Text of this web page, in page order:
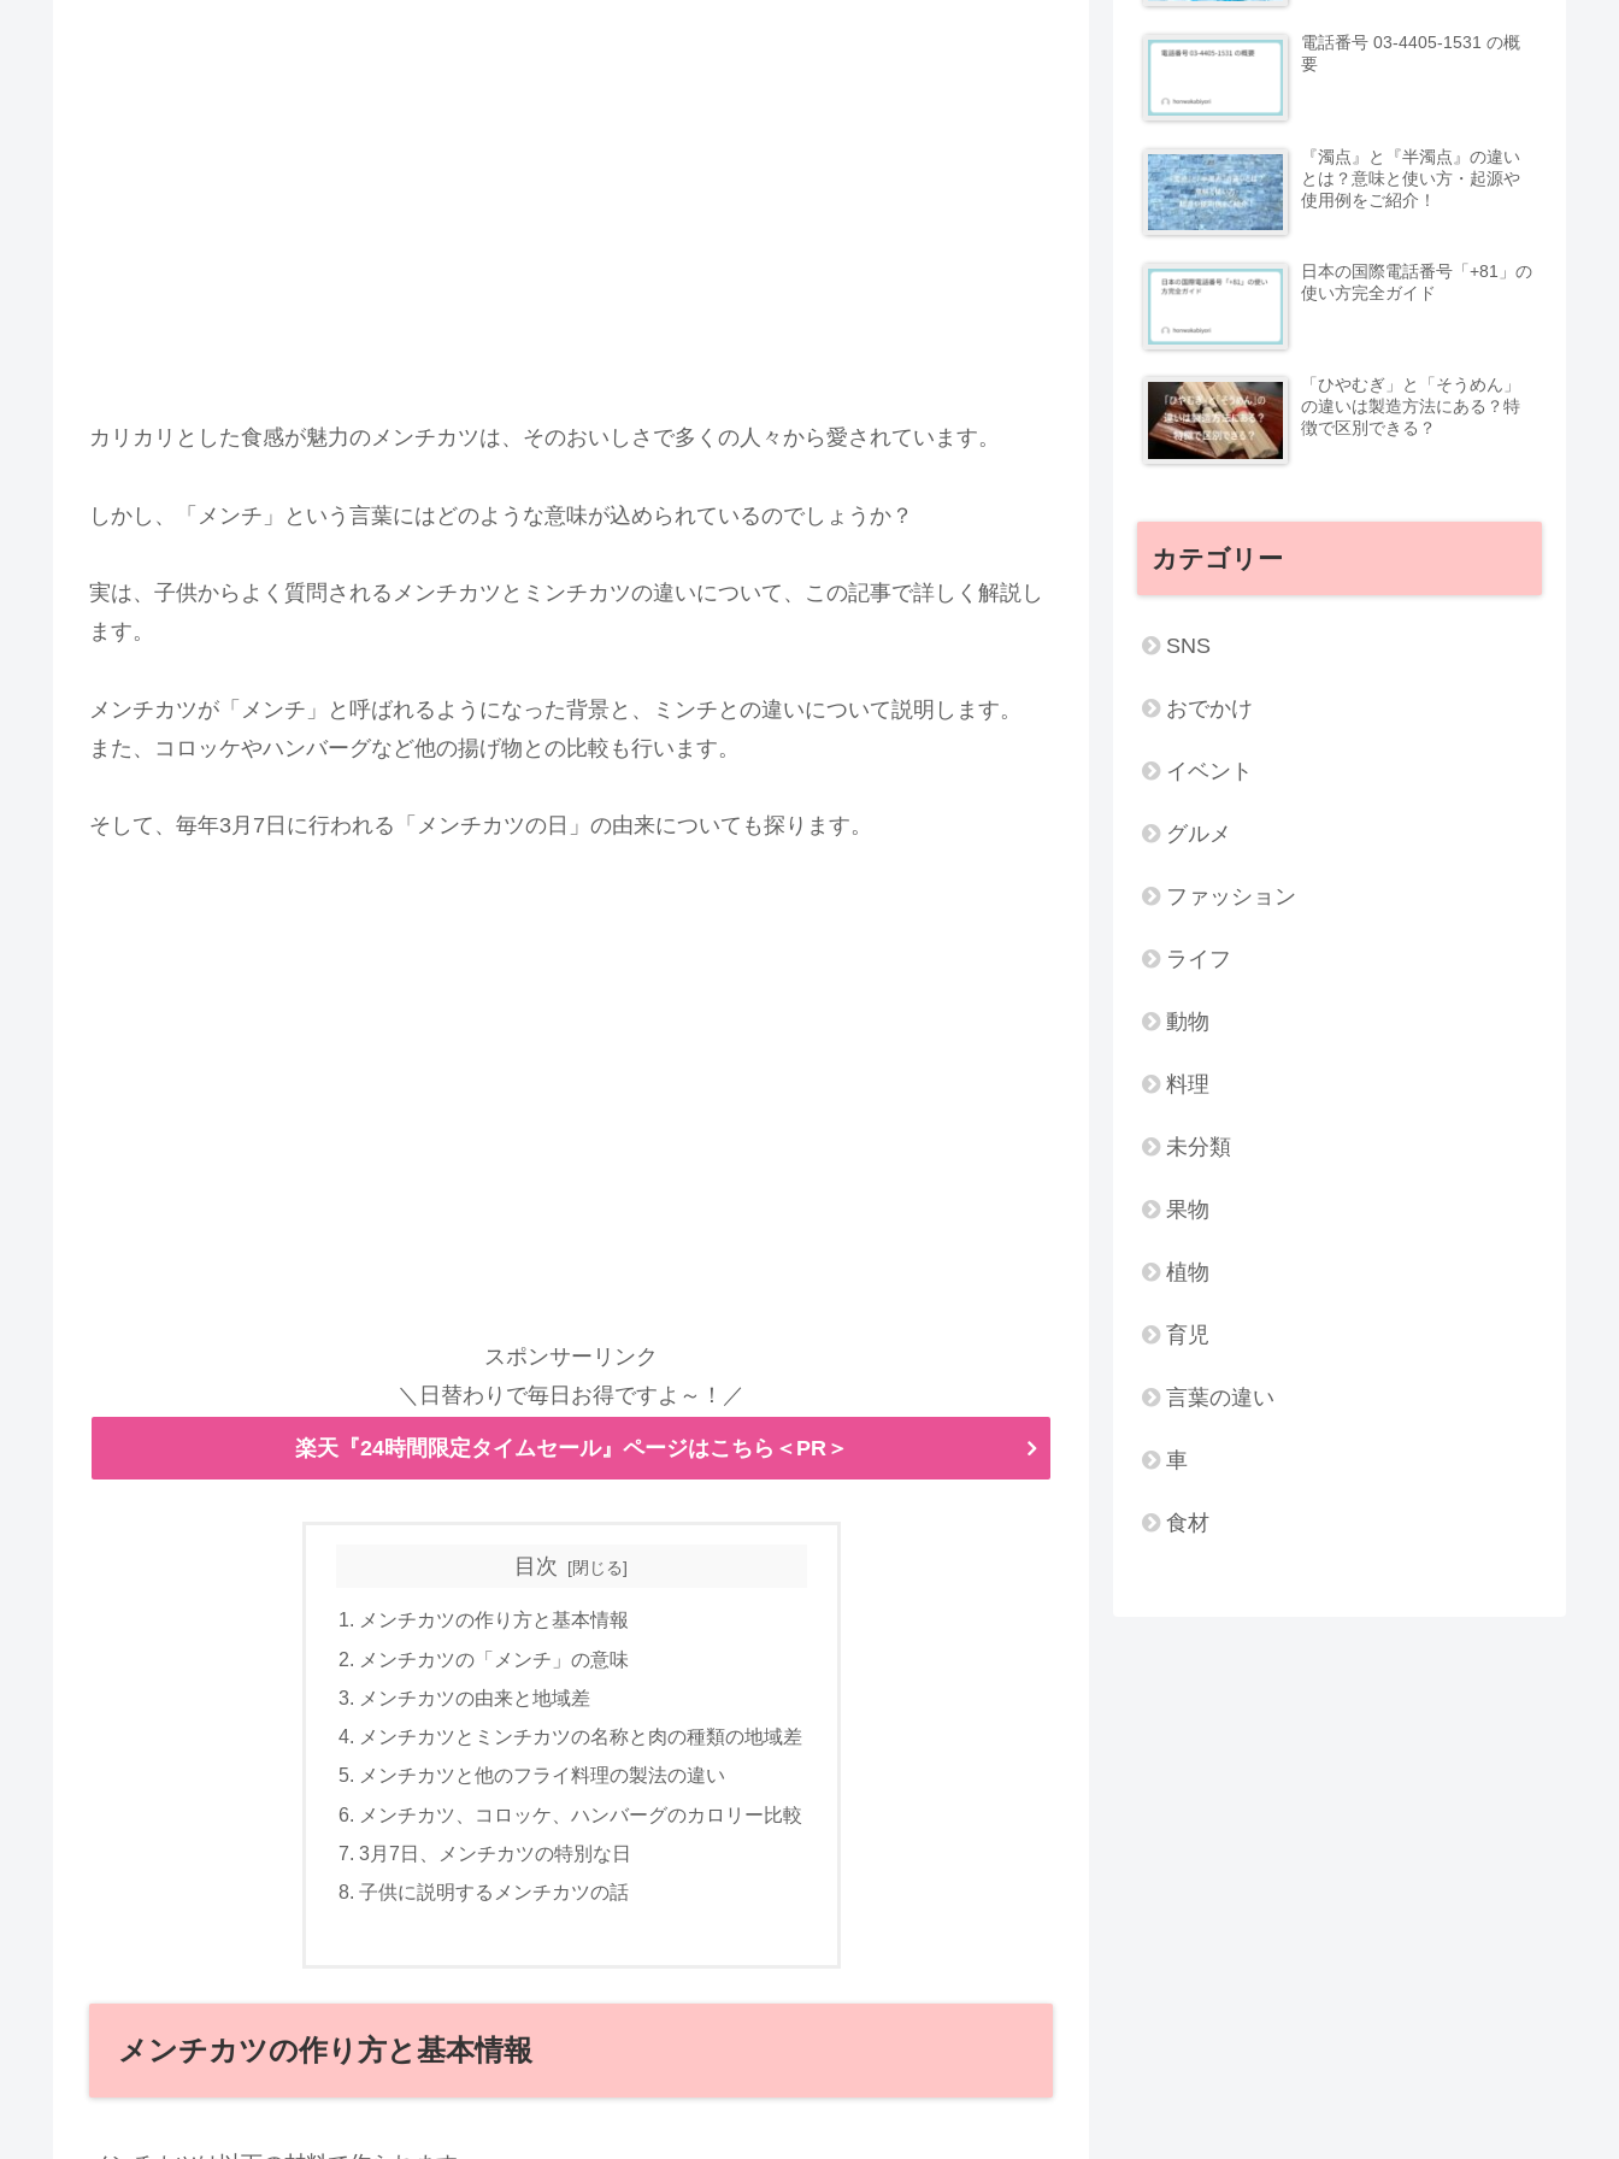
カリカリとした食感が魅力のメンチカツは、そのおいしさで多くの人々から愛されています。
しかし、「メンチ」という言葉にはどのような意味が込められているのでしょうか？
実は、子供からよく質問されるメンチカツとミンチカツの違いについて、この記事で詳しく解説し
ます。
メンチカツが「メンチ」と呼ばれるようになった背景と、ミンチとの違いについて説明します。
また、コロッケやハンバーグなど他の揚げ物との比較も行います。
そして、毎年3月7日に行われる「メンチカツの日」の由来についても探ります。
スポンサーリンク
＼日替わりで毎日お得ですよ～！／
楽天『24時間限定タイムセール』ページはこちら＜PR＞
目次
メンチカツの作り方と基本情報
メンチカツの「メンチ」の意味
メンチカツの由来と地域差
メンチカツとミンチカツの名称と肉の種類の地域差
メンチカツと他のフライ料理の製法の違い
メンチカツ、コロッケ、ハンバーグのカロリー比較
3月7日、メンチカツの特別な日
子供に説明するメンチカツの話
メンチカツの作り方と基本情報
電話番号 03-4405-1531 の概
要
『濁点』と『半濁点』の違い
とは？意味と使い方・起源や
使用例をご紹介！
日本の国際電話番号「+81」の
使い方完全ガイド
「ひやむぎ」と「そうめん」
の違いは製造方法にある？特
徴で区別できる？
カテゴリー
SNS
おでかけ
イベント
グルメ
ファッション
ライフ
動物
料理
未分類
果物
植物
育児
言葉の違い
車
食材